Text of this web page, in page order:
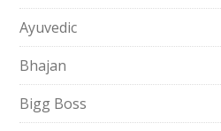
Ayuvedic
Bhajan
Bigg Boss